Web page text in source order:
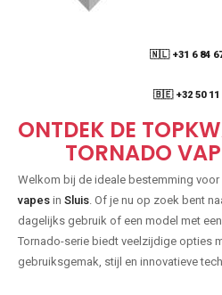
🇳🇱 +31 6 84
🇧🇪 +32 50 11
ONTDEK DE
TORNADO
Welkom bij de ideale bestemming voor
vapes in Sluis . Of je nu op zoek bent
dagelijks gebruik of een model met
Tornado-serie biedt veelzijdige opties
gebruiksgemak, stijl en innovatieve